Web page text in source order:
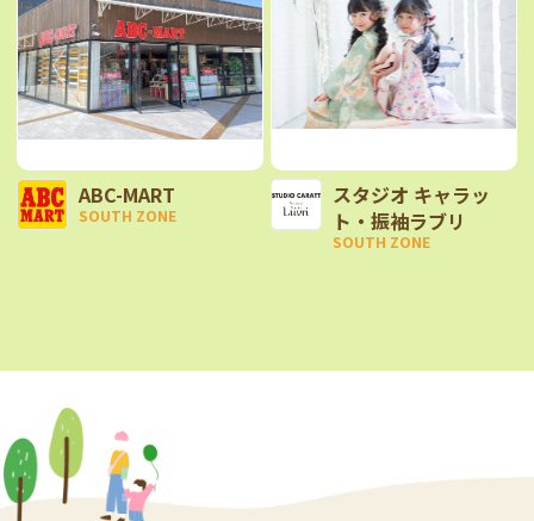
ABC-MART
SOUTH ZONE
スタジオ キャラッ
ト・振袖ラブリ
SOUTH ZONE